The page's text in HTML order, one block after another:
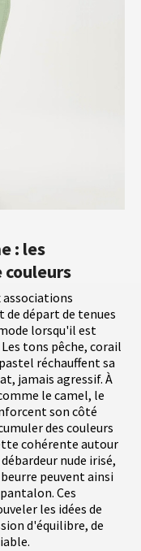
: les
associations
de départ de tenues
lorsqu'il est
tons pêche, corail
réchauffent sa
jamais agressif. À
le camel, le
son côté
des couleurs
cohérente autour
nude irisé,
peuvent ainsi
Ces
les idées de
d'équilibre, de